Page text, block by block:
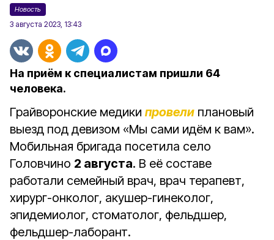
Новость
3 августа 2023, 13:43
На приём к специалистам пришли 64
человека.
Грайворонские медики провели плановый
выезд под девизом «Мы сами идём к вам».
Мобильная бригада посетила село
Головчино 2 августа. В её составе
работали семейный врач, врач терапевт,
хирург-онколог, акушер-гинеколог,
эпидемиолог, стоматолог, фельдшер,
фельдшер-лаборант.